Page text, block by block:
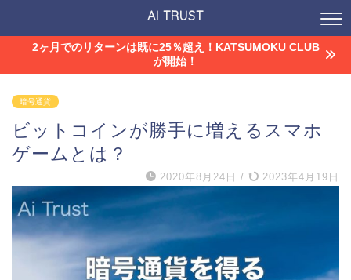
AI TRUST
2ヶ月でのリターンは既に25％超え！KATSUMOKU CLUB
が開始！
暗号通貨
ビットコインが勝手に増えるスマホ
ゲームとは？
2020年8月24日 / 2023年4月19日